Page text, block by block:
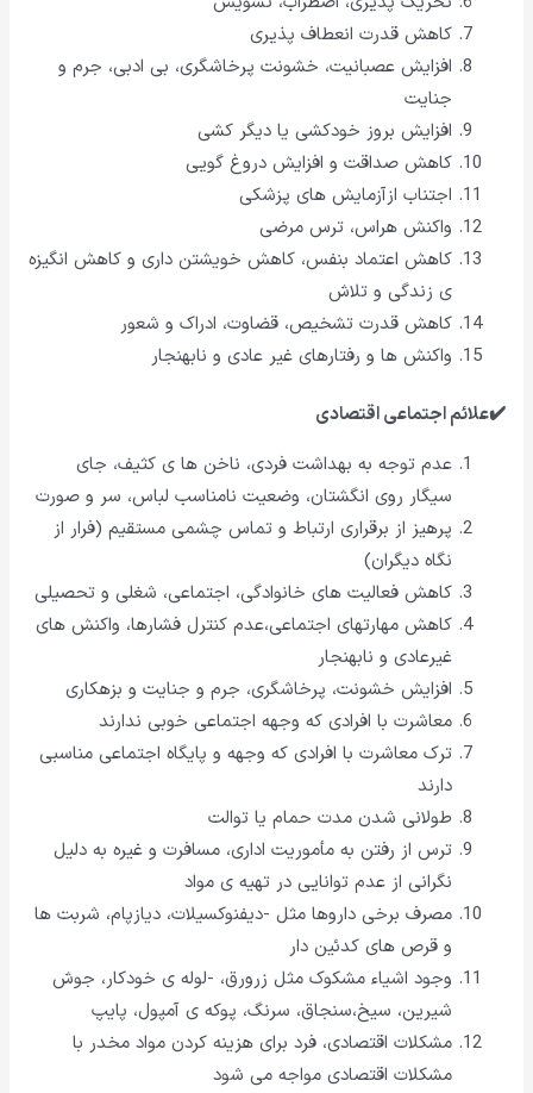
کاهش قدرت انعطاف پذیری
افزایش عصبانیت، خشونت پرخاشگری، بی ادبی، جرم و
جنایت
افزایش بروز خودکشی یا دیگر کشی
کاهش صداقت و افزایش دروغ گویی
اجتناب ازآزمایش های پزشکی
واکنش هراس، ترس مرضی
کاهش اعتماد بنفس، کاهش خویشتن داری و کاهش انگیزه
ی زندگی و تلاش
کاهش قدرت تشخیص، قضاوت، ادراک و شعور
واکنش ها و رفتارهای غیر عادی و نابهنجار
✔️علائم اجتماعی اقتصادی
عدم توجه به بهداشت فردی، ناخن ها ی کثیف، جای
سیگار روی انگشتان، وضعیت نامناسب لباس، سر و صورت
پرهیز از برقراری ارتباط و تماس چشمی مستقیم (فرار از
نگاه دیگران)
کاهش فعالیت های خانوادگی، اجتماعی، شغلی و تحصیلی
کاهش مهارتهای اجتماعی،عدم کنترل فشارها، واکنش های
غیرعادی و نابهنجار
افزایش خشونت، پرخاشگری، جرم و جنایت و بزهکاری
معاشرت با افرادی که وجهه اجتماعی خوبی ندارند
ترک معاشرت با افرادی که وجهه و پایگاه اجتماعی مناسبی
دارند
طولانی شدن مدت حمام یا توالت
ترس از رفتن به مأموریت اداری، مسافرت و غیره به دلیل
نگرانی از عدم توانایی در تهیه ی مواد
مصرف برخی داروها مثل -دیفنوکسیلات، دیازپام، شربت ها
و قرص های کدئین دار
وجود اشیاء مشکوک مثل زرورق، -لوله ی خودکار، جوش
شیرین، سیخ،سنجاق، سرنگ، پوکه ی آمپول، پایپ
مشکلات اقتصادی، فرد برای هزینه کردن مواد مخدر با
مشکلات اقتصادی مواجه می شود